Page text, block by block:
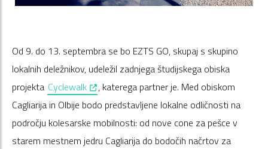
Od 9. do 13. septembra se bo EZTS GO, skupaj s skupino
lokalnih deležnikov, udeležil zadnjega študijskega obiska
projekta Cyclewalk, opens in a new window
, katerega partner je. Med obiskom
Cagliarija in Olbije bodo predstavljene lokalne odličnosti na
področju kolesarske mobilnosti: od nove cone za pešce v
starem mestnem jedru Cagliarija do bodočih načrtov za